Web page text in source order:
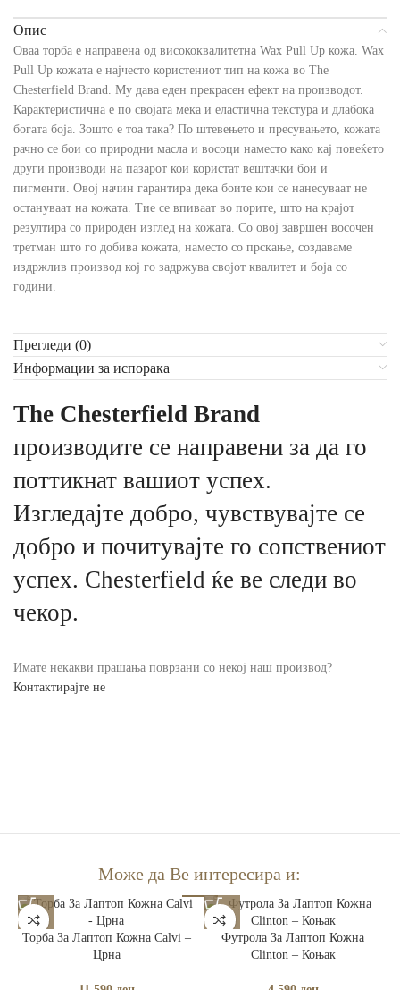
Опис
Оваа торба е направена од висококвалитетна Wax Pull Up кожа. Wax
Pull Up кожата е најчесто користениот тип на кожа во The
Chesterfield Brand. Му дава еден прекрасен ефект на производот.
Карактеристична е по својата мека и еластична текстура и длабока
богата боја. Зошто е тоа така? По штевењето и пресувањето, кожата
рачно се бои со природни масла и восоци наместо како кај повеќето
други производи на пазарот кои користат вештачки бои и
пигменти. Овој начин гарантира дека боите кои се нанесуваат не
остануваат на кожата. Тие се впиваат во порите, што на крајот
резултира со природен изглед на кожата. Со овој завршен восочен
третман што го добива кожата, наместо со прскање, создаваме
издржлив производ кој го задржува својот квалитет и боја со
години.
Прегледи (0)
Информации за испорака
The Chesterfield Brand
производите се направени за да го
поттикнат вашиот успех.
Изгледајте добро, чувствувајте се
добро и почитувајте го сопствениот
успех. Chesterfield ќе ве следи во
чекор.
Имате некакви прашања поврзани со некој наш производ?
Контактирајте не
Може да Ве интересира и:
Торба За Лаптоп Кожна Calvi –
Црна
Футрола За Лаптоп Кожна
Clinton – Коњак